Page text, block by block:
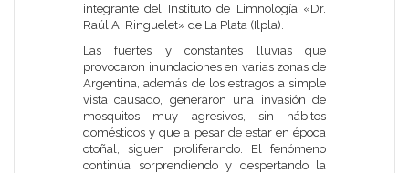
integrante del Instituto de Limnología «Dr.
Raúl A. Ringuelet» de La Plata (Ilpla).
Las fuertes y constantes lluvias que
provocaron inundaciones en varias zonas de
Argentina, además de los estragos a simple
vista causado, generaron una invasión de
mosquitos muy agresivos, sin hábitos
domésticos y que a pesar de estar en época
otoñal, siguen proliferando. El fenómeno
continúa sorprendiendo y despertando la